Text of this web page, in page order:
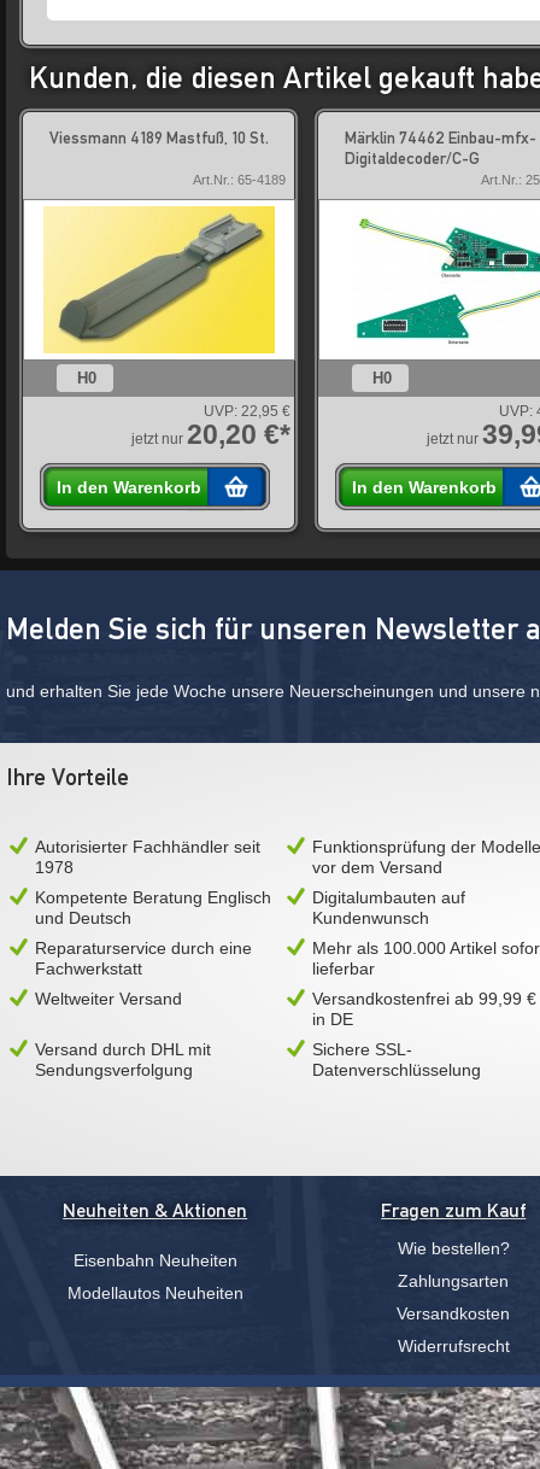
Kunden, die diesen Artikel gekauft
Viessmann 4189 Mastfuß, 10 St.
Art.Nr.: 65-4189
H0
UVP: 22,95 €
jetzt nur 20,20 €*
In den Warenkorb
Märklin 74462 Einbau-mfx-
Digitaldecoder/C-G
Art.Nr.:
H0
UVP:
jetzt nur
In den Warenkorb
Melden Sie sich für unseren Newsletter
und erhalten Sie jede Woche unsere Neuerscheinungen und unsere
Ihre Vorteile
Autorisierter Fachhändler seit
1978
Funktionsprüfung der Modelle
vor dem Versand
Kompetente Beratung Englisch
und Deutsch
Digitalumbauten auf
Kundenwunsch
Reparaturservice durch eine
Fachwerkstatt
Mehr als 100.000 Artikel
lieferbar
Weltweiter Versand
Versandkostenfrei ab 99,99 €
in DE
Versand durch DHL mit
Sendungsverfolgung
Sichere SSL-
Datenverschlüsselung
Neuheiten & Aktionen
Eisenbahn Neuheiten
Modellautos Neuheiten
Fragen zum Kauf
Wie bestellen?
Zahlungsarten
Versandkosten
Widerrufsrecht